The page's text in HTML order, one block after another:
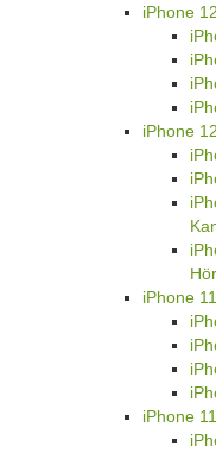
iPhone
iPhone
iPhone
iPhone